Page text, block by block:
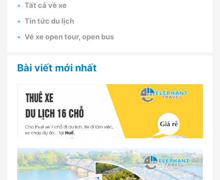
Tất cả về xe
Tin tức du lịch
Vé xe open tour, open bus
Bài viết mới nhất